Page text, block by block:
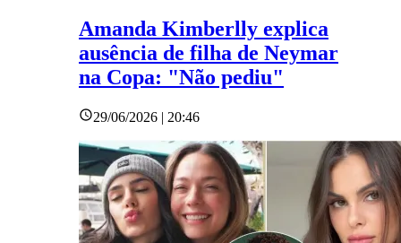
Amanda Kimberlly explica
ausência de filha de Neymar
na Copa: "Não pediu"
29/06/2026 | 20:46